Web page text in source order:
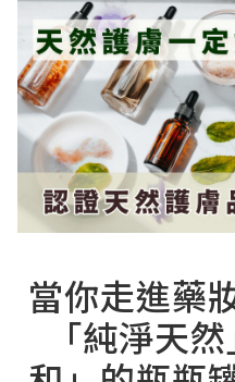
當你走進藥
「純淨天